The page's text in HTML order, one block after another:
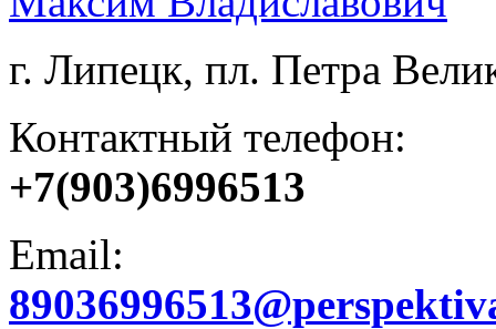
г. Липецк, пл. Петра
Контактный телефон:
+7(903)6996513
Email: